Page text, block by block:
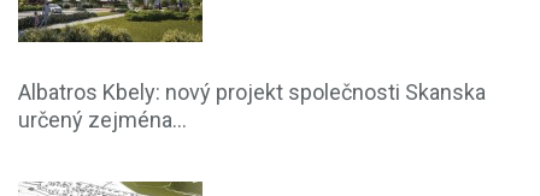
Albatros Kbely: nový projekt společnosti Skanska
určený zejména...